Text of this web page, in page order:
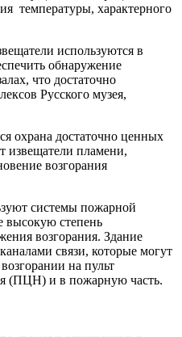
температуры, характерного
используются в
обнаружение
что достаточно
Русского музея,
охрана достаточно ценных
извещатели пламени,
возгорания
системы пожарной
высокую степень
возгорания. Здание
связи, которые могут
на пульт
(ПЦН) и в пожарную часть.